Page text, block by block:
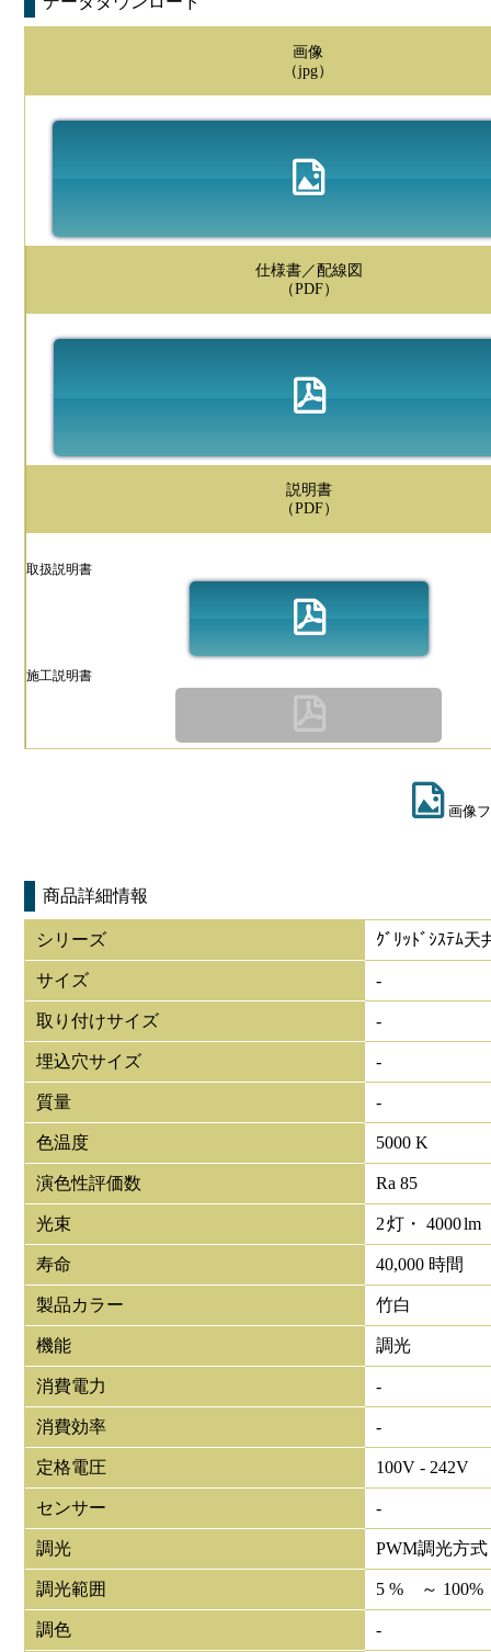
画像
（jpg）
仕様書／配線図
（PDF）
説明書
（PDF）
取扱説明書
施工説明書
画像
商品詳細情報
シリーズ ｸﾞﾘｯﾄﾞｼｽﾃﾑ天
サイズ -
取り付けサイズ -
埋込穴サイズ -
質量 -
色温度 5000 K
演色性評価数 Ra 85
光束 2灯・ 4000lm
寿命 40,000 時間
製品カラー 竹白
機能 調光
消費電力 -
消費効率 -
定格電圧 100V - 242V
センサー -
調光 PWM調光方式
調光範囲 5 % ～ 100%
調色 -